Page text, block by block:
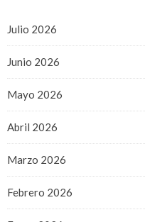
Julio 2026
Junio 2026
Mayo 2026
Abril 2026
Marzo 2026
Febrero 2026